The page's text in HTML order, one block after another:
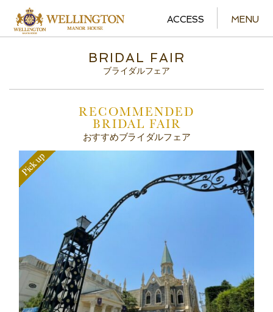
MENU
ACCESS
BRIDAL FAIR
ブライダルフェア
RECOMMENDED
BRIDAL FAIR
おすすめブライダルフェア